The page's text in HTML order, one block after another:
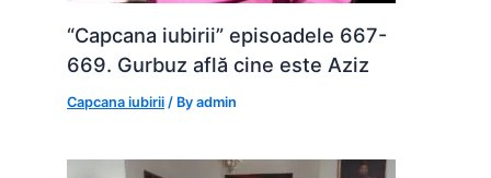
“Capcana iubirii” episoadele 667-
669. Gurbuz află cine este Aziz
Capcana iubirii / Byadmin